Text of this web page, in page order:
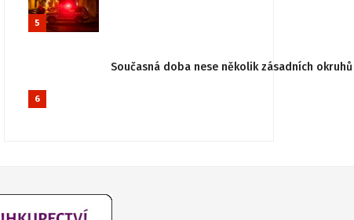
5
6
Současná doba nese několik zásadních